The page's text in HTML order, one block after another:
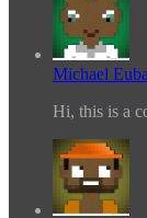
Michael
Hi, this is a